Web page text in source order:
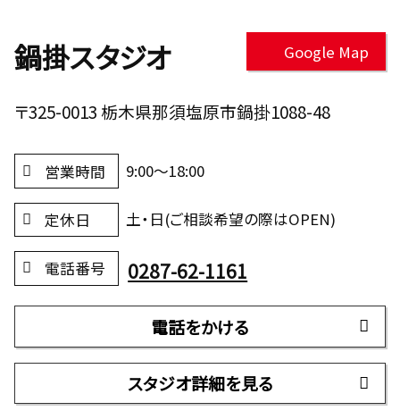
鍋掛スタジオ Google Map
〒325-0013 栃木県那須塩原市鍋掛1088-48
営業時間 9:00～18:00
定休日 土・日(ご相談希望の際はOPEN)
電話番号 0287-62-1161
電話をかける
スタジオ詳細を見る